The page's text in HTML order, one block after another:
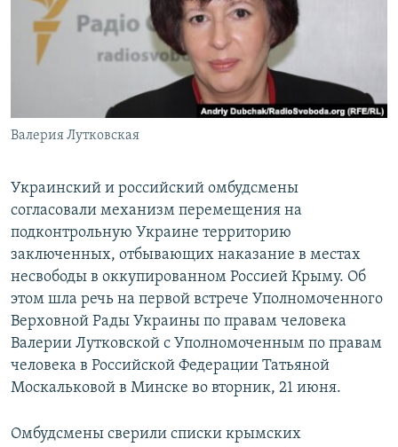
ПОБЕДИТЕЛЕЙ НЕ СУДЯТ?
КРЫМ.НЕПОКОРЕННЫЙ
УКРАИНСКАЯ ПРОБЛЕМА КРЫМА
ПРИСОЕДИНЯЙТЕСЬ!
Все сайты RFE/RL
Валерия Лутковская
Украинский и российский омбудсмены
согласовали механизм перемещения на
подконтрольную Украине территорию
заключенных, отбывающих наказание в местах
несвободы в оккупированном Россией Крыму. Об
этом шла речь на первой встрече Уполномоченного
Верховной Рады Украины по правам человека
Валерии Лутковской с Уполномоченным по правам
человека в Российской Федерации Татьяной
Москальковой в Минске во вторник, 21 июня.
Омбудсмены сверили списки крымских